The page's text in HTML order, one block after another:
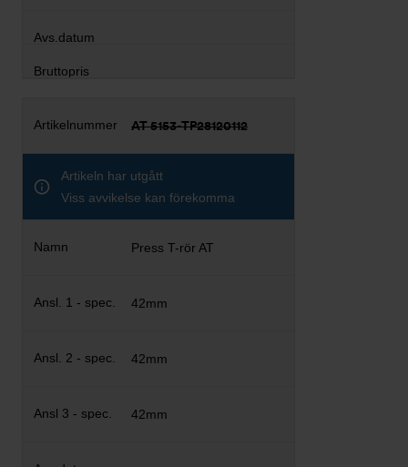
AT 5153-TP28120112
Artikeln har utgått
Viss avvikelse kan förekomma
Press T-rör AT
42mm
42mm
42mm